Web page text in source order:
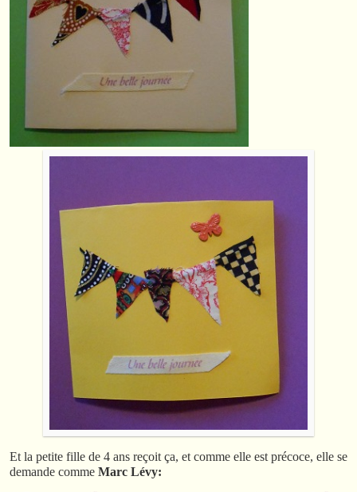
Et la petite fille de 4 ans reçoit ça, et comme elle est précoce, elle se
demande comme Marc Lévy: